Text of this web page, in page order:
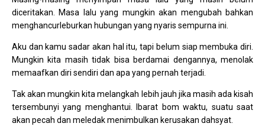
diceritakan. Masa lalu yang mungkin akan mengubah bahkan
menghancurleburkan hubungan yang nyaris sempurna ini.
Aku dan kamu sadar akan hal itu, tapi belum siap membuka diri.
Mungkin kita masih tidak bisa berdamai dengannya, menolak
memaafkan diri sendiri dan apa yang pernah terjadi.
Tak akan mungkin kita melangkah lebih jauh jika masih ada kisah
tersembunyi yang menghantui. Ibarat bom waktu, suatu saat
akan pecah dan meledak menimbulkan kerusakan dahsyat.